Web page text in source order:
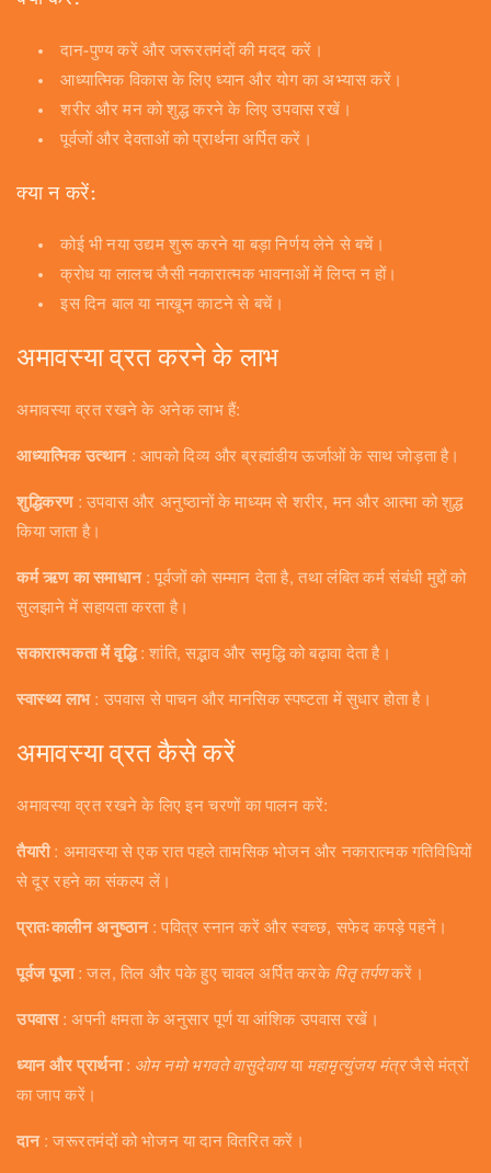
दान-पुण्य करें और जरूरतमंदों की मदद करें।
आध्यात्मिक विकास के लिए ध्यान और योग का अभ्यास करें।
शरीर और मन को शुद्ध करने के लिए उपवास रखें।
पूर्वजों और देवताओं को प्रार्थना अर्पित करें।
क्या न करें:
कोई भी नया उद्यम शुरू करने या बड़ा निर्णय लेने से बचें।
क्रोध या लालच जैसी नकारात्मक भावनाओं में लिप्त न हों।
इस दिन बाल या नाखून काटने से बचें।
अमावस्या व्रत करने के लाभ
अमावस्या व्रत रखने के अनेक लाभ हैं:
आध्यात्मिक उत्थान : आपको दिव्य और ब्रह्मांडीय ऊर्जाओं के साथ जोड़ता है।
शुद्धिकरण : उपवास और अनुष्ठानों के माध्यम से शरीर, मन और आत्मा को शुद्ध
किया जाता है।
कर्म ऋण का समाधान: पूर्वजों को सम्मान देता है, तथा लंबित कर्म संबंधी मुद्दों को
सुलझाने में सहायता करता है।
सकारात्मकता में वृद्धि: शांति, सद्भाव और समृद्धि को बढ़ावा देता है।
स्वास्थ्य लाभ: उपवास से पाचन और मानसिक स्पष्टता में सुधार होता है।
अमावस्या व्रत कैसे करें
अमावस्या व्रत रखने के लिए इन चरणों का पालन करें:
तैयारी: अमावस्या से एक रात पहले तामसिक भोजन और नकारात्मक गतिविधियों
से दूर रहने का संकल्प लें।
प्रातःकालीन अनुष्ठान: पवित्र स्नान करें और स्वच्छ, सफेद कपड़े पहनें।
पूर्वज पूजा: जल, तिल और पके हुए चावल अर्पित करके पितृ तर्पणकरें।
उपवास: अपनी क्षमता के अनुसार पूर्ण या आंशिक उपवास रखें।
ध्यान और प्रार्थना: ओम नमो भगवते वासुदेवायया महामृत्युंजय मंत्रजैसे मंत्रों
का जाप करें।
दान: जरूरतमंदों को भोजन या दान वितरित करें।